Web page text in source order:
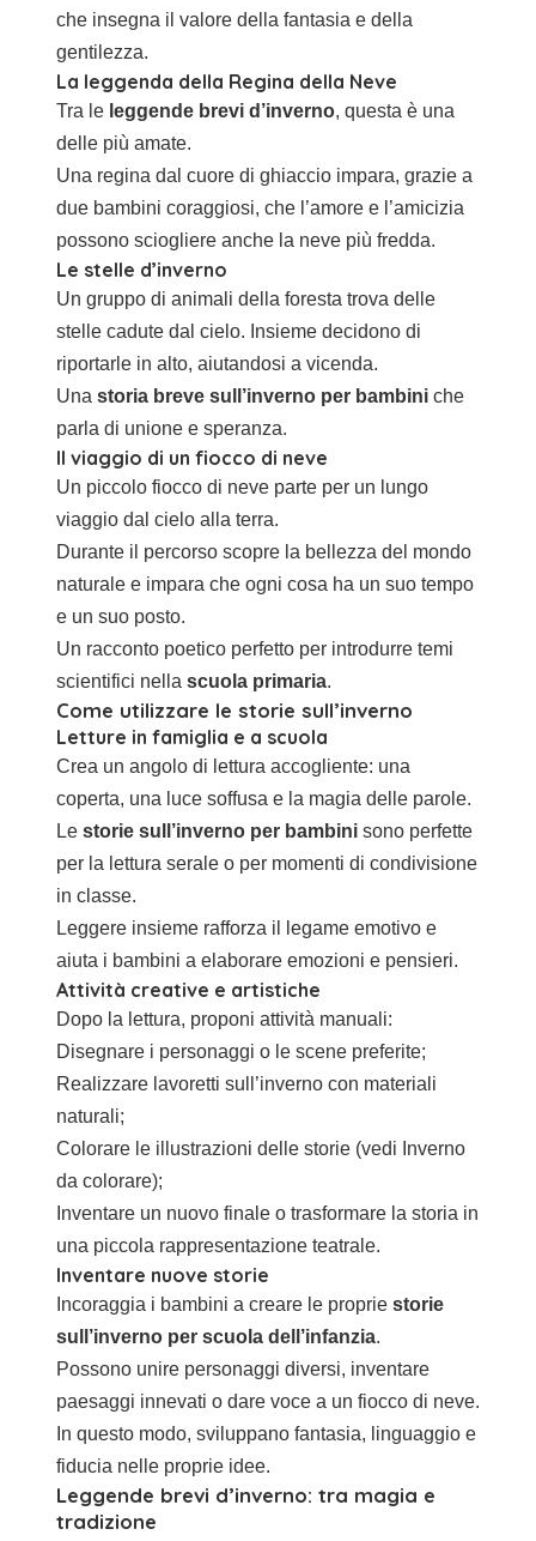
che insegna il valore della fantasia e della
gentilezza.
La leggenda della Regina della Neve
Tra le leggende brevi d’inverno, questa è una
delle più amate.
Una regina dal cuore di ghiaccio impara, grazie a
due bambini coraggiosi, che l’amore e l’amicizia
possono sciogliere anche la neve più fredda.
Le stelle d’inverno
Un gruppo di animali della foresta trova delle
stelle cadute dal cielo. Insieme decidono di
riportarle in alto, aiutandosi a vicenda.
Una storia breve sull’inverno per bambini che
parla di unione e speranza.
Il viaggio di un fiocco di neve
Un piccolo fiocco di neve parte per un lungo
viaggio dal cielo alla terra.
Durante il percorso scopre la bellezza del mondo
naturale e impara che ogni cosa ha un suo tempo
e un suo posto.
Un racconto poetico perfetto per introdurre temi
scientifici nella scuola primaria.
Come utilizzare le storie sull’inverno
Letture in famiglia e a scuola
Crea un angolo di lettura accogliente: una
coperta, una luce soffusa e la magia delle parole.
Le storie sull’inverno per bambini sono perfette
per la lettura serale o per momenti di condivisione
in classe.
Leggere insieme rafforza il legame emotivo e
aiuta i bambini a elaborare emozioni e pensieri.
Attività creative e artistiche
Dopo la lettura, proponi attività manuali:
Disegnare i personaggi o le scene preferite;
Realizzare lavoretti sull’inverno con materiali
naturali;
Colorare le illustrazioni delle storie (vedi Inverno
da colorare);
Inventare un nuovo finale o trasformare la storia in
una piccola rappresentazione teatrale.
Inventare nuove storie
Incoraggia i bambini a creare le proprie storie
sull’inverno per scuola dell’infanzia.
Possono unire personaggi diversi, inventare
paesaggi innevati o dare voce a un fiocco di neve.
In questo modo, sviluppano fantasia, linguaggio e
fiducia nelle proprie idee.
Leggende brevi d’inverno: tra magia e
tradizione